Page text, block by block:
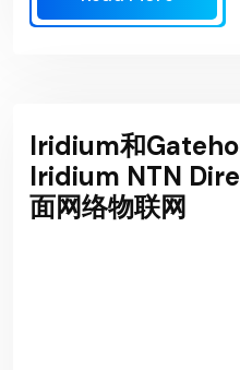
Iridium和
Iridium NTN
面网络物联网